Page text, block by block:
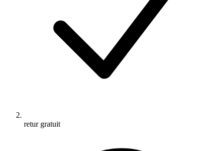
retur gratuit